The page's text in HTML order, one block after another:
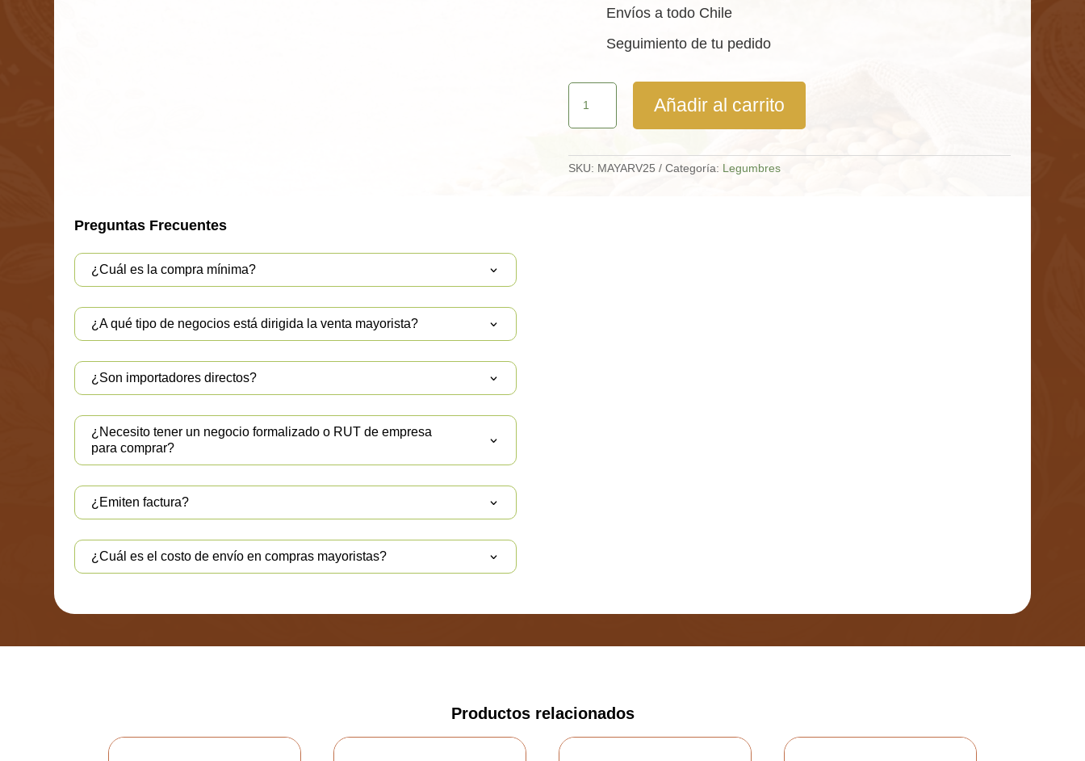
Envíos a todo Chile
Seguimiento de tu pedido
Arvejas
Partidas
cantidad
Añadir al carrito
SKU: MAYARV25 Categoría: Legumbres
Preguntas Frecuentes
¿Cuál es la compra mínima?
¿A qué tipo de negocios está dirigida la venta mayorista?
¿Son importadores directos?
¿Necesito tener un negocio formalizado o RUT de empresa
para comprar?
¿Emiten factura?
¿Cuál es el costo de envío en compras mayoristas?
Productos relacionados